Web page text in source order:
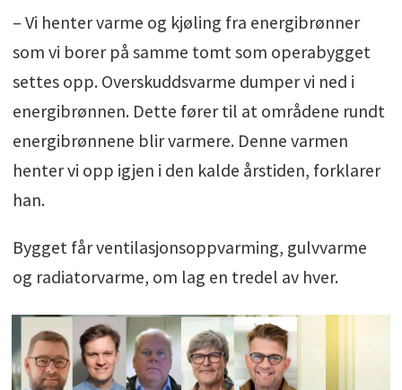
– Vi henter varme og kjøling fra energibrønner
som vi borer på samme tomt som operabygget
settes opp. Overskuddsvarme dumper vi ned i
energibrønnen. Dette fører til at områdene rundt
energibrønnene blir varmere. Denne varmen
henter vi opp igjen i den kalde årstiden, forklarer
han.
Bygget får ventilasjonsoppvarming, gulvvarme
og radiatorvarme, om lag en tredel av hver.